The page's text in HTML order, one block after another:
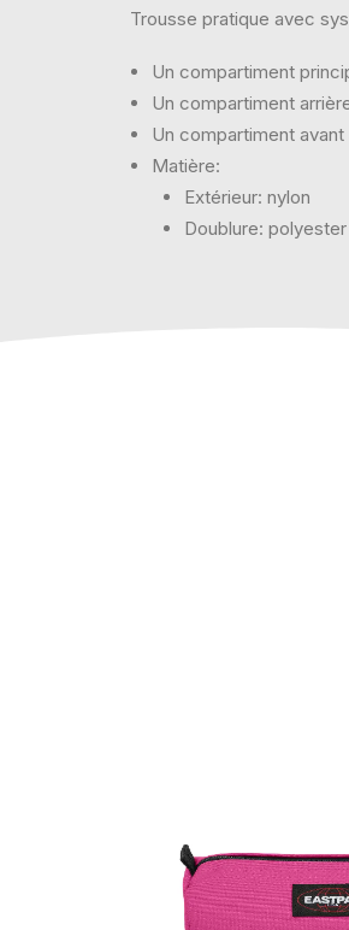
Trousse pratique avec
Un compartiment
Un compartiment
Un compartiment
Matière:
Extérieur: nylon
Doublure: polyester